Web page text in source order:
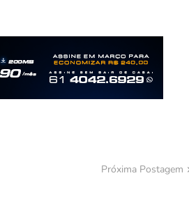
Próxima Postagem